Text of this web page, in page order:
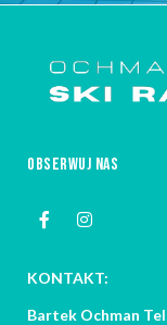
OBSERWUJ NAS
KONTAKT:
Bartek Ochman